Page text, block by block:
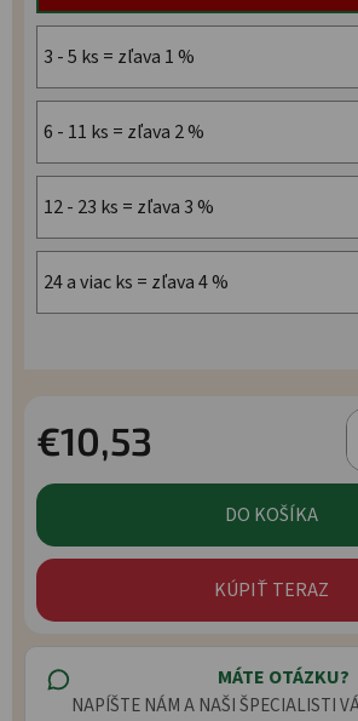
3 - 5 ks = zľava 1 %
6 - 11 ks = zľava 2 %
12 - 23 ks = zľava 3 %
24 a viac ks = zľava 4 %
€10,53
Jednotková cena:
DO KOŠÍKA
KÚPIŤ TERAZ
MÁTE OTÁZKU?
NAPÍŠTE NÁM A NAŠI ŠPECIALISTI